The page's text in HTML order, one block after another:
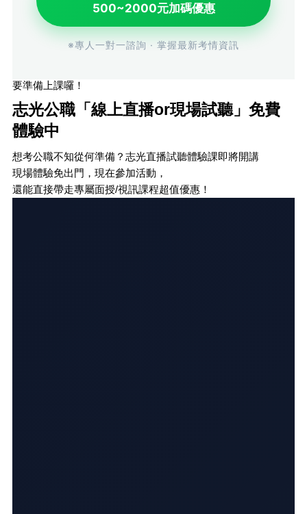
500~2000元加碼優惠
※專人一對一諮詢 · 掌握最新考情資訊
要準備上課囉！
志光公職「線上直播or現場試聽」免費
體驗中
想考公職不知從何準備？志光直播試聽體驗課即將開講
現場體驗免出門，現在參加活動，
還能直接帶走專屬面授/視訊課程超值優惠！